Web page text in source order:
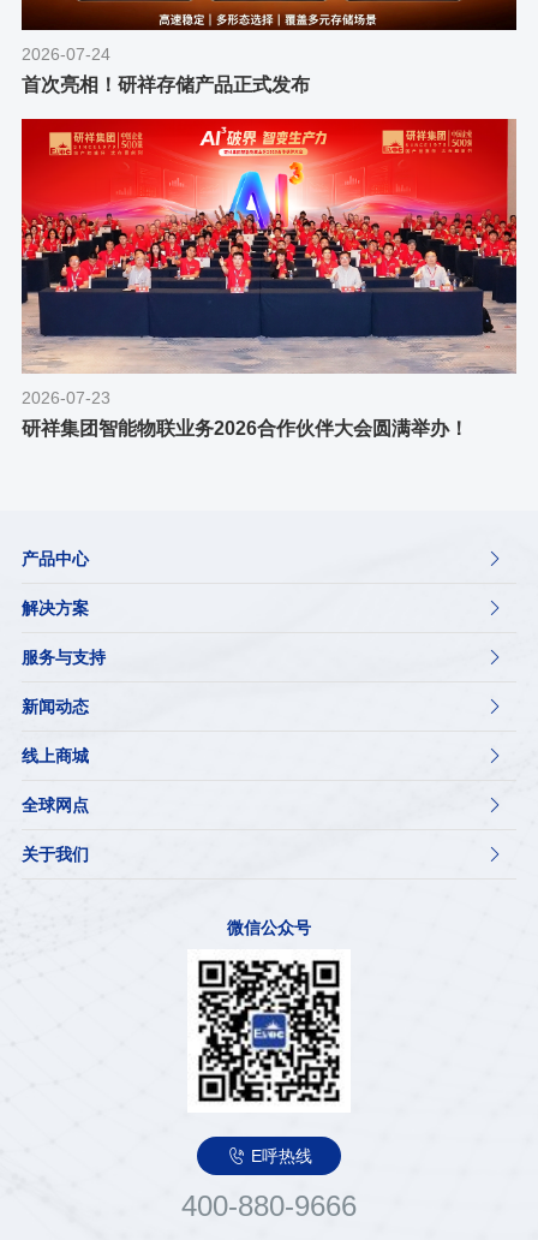
2026-07-24
首次亮相！研祥存储产品正式发布
2026-07-23
研祥集团智能物联业务2026合作伙伴大会圆满举办！
产品中心 
解决方案 
服务与支持 
新闻动态 
线上商城 
全球网点 
关于我们 
微信公众号
 E呼热线
400-880-9666